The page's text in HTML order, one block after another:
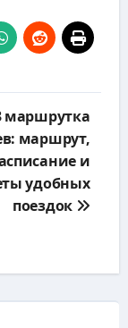
маршрутка
маршрут,
и
удобных
поездок